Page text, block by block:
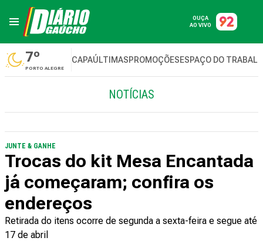
OUÇA
AO VIVO
7º
PORTO ALEGRE
CAPAÚLTIMASPROMOÇÕESESPAÇO DO
NOTÍCIAS
JUNTE & GANHE
Trocas do kit Mesa Encantada
já começaram; confira os
endereços
Retirada do itens ocorre de segunda a sexta-feira e segue até
17 de abril